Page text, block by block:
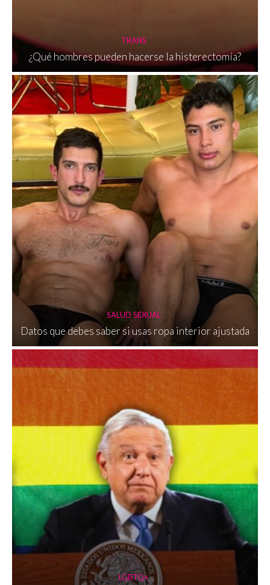
TRANS
¿Qué hombres pueden hacerse la histerectomía?
SALUD SEXUAL
Datos que debes saber si usas ropa interior ajustada
LGBTQ+